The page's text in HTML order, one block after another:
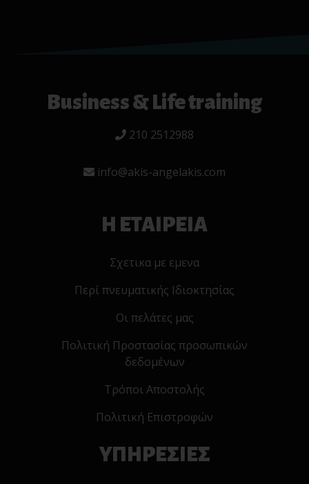
Business & Life training
210 2512988
info@akis-angelakis.com
Η ΕΤΑΙΡΕΙΑ
Σχετικα με εμενα
Περί πνευματικής Ιδιοκτησίας
Οι πελάτες μας
Πολιτική Προστασίας προσωπικών
δεδομένων
Τρόποι Αποστολής
Πολιτική Επιστροφών
ΥΠΗΡΕΣΙΕΣ